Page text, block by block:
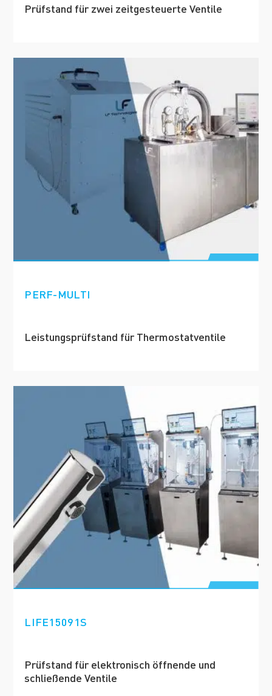
Prüfstand für zwei zeitgesteuerte Ventile
PERF-MULTI
Leistungsprüfstand für Thermostatventile
LIFE15091S
Prüfstand für elektronisch öffnende und
schließende Ventile